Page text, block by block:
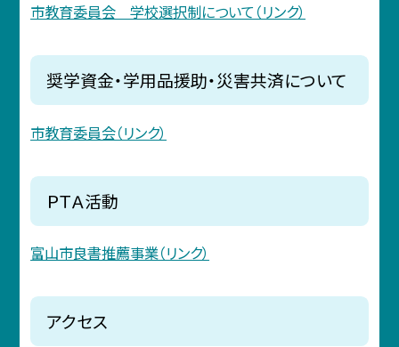
市教育委員会 学校選択制について（リンク）
奨学資金・学用品援助・災害共済について
市教育委員会（リンク）
ＰＴＡ活動
富山市良書推薦事業（リンク）
アクセス